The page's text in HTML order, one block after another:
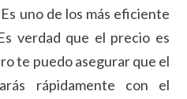
uno de los más eficiente
verdad que el precio es
te puedo asegurar que el
rápidamente con el